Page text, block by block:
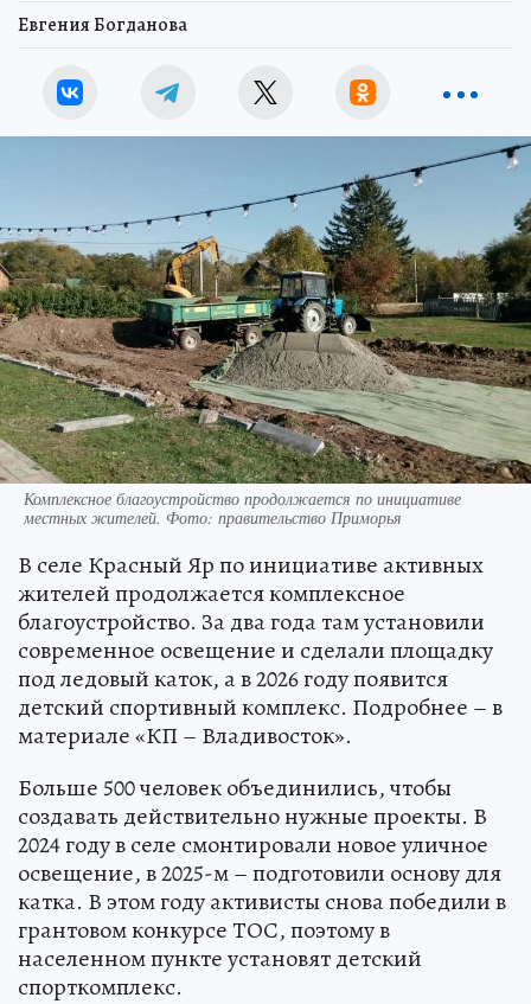
Евгения Богданова
Комплексное благоустройство продолжается по инициативе
местных жителей. Фото: правительство Приморья
В селе Красный Яр по инициативе активных
жителей продолжается комплексное
благоустройство. За два года там установили
современное освещение и сделали площадку
под ледовый каток, а в 2026 году появится
детский спортивный комплекс. Подробнее – в
материале «КП – Владивосток».
Больше 500 человек объединились, чтобы
создавать действительно нужные проекты. В
2024 году в селе смонтировали новое уличное
освещение, в 2025-м – подготовили основу для
катка. В этом году активисты снова победили в
грантовом конкурсе ТОС, поэтому в
населенном пункте установят детский
спорткомплекс.